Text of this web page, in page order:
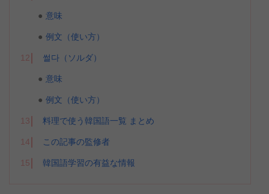
意味
例文（使い方）
12 썰다（ソルダ）
意味
例文（使い方）
13 料理で使う韓国語一覧 まとめ
14 この記事の監修者
15 韓国語学習の有益な情報